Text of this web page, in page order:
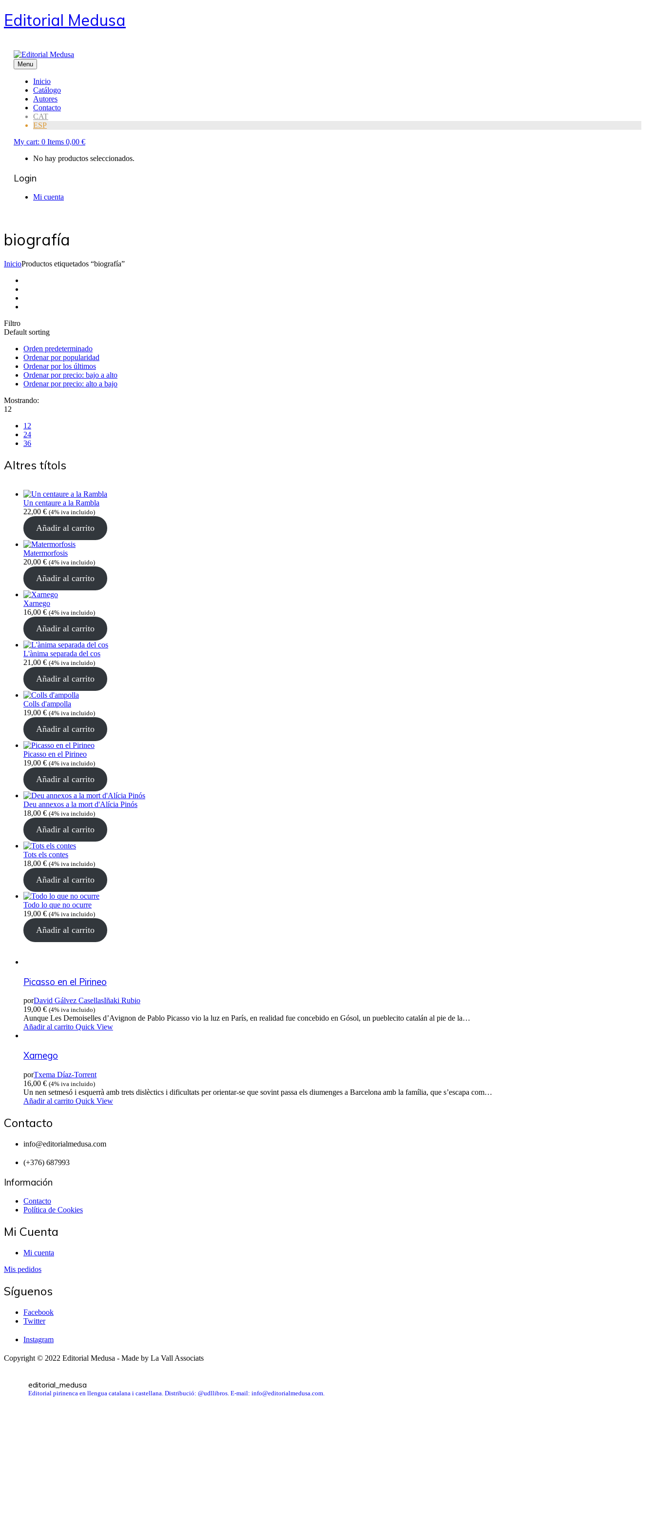
Editorial Medusa
Menu
Inicio
Catálogo
Autores
Contacto
CAT
ESP
My cart: 0 Items 0,00 €
No hay productos seleccionados.
Login
Mi cuenta
biografía
InicioProductos etiquetados “biografía”
Filtro
Default sorting
Orden predeterminado
Ordenar por popularidad
Ordenar por los últimos
Ordenar por precio: bajo a alto
Ordenar por precio: alto a bajo
Mostrando:
12
12
24
36
Altres títols
Un centaure a la Rambla
22,00 € (4% iva incluido)
Añadir al carrito
Matermorfosis
20,00 € (4% iva incluido)
Añadir al carrito
Xarnego
16,00 € (4% iva incluido)
Añadir al carrito
L'ànima separada del cos
21,00 € (4% iva incluido)
Añadir al carrito
Colls d'ampolla
19,00 € (4% iva incluido)
Añadir al carrito
Picasso en el Pirineo
19,00 € (4% iva incluido)
Añadir al carrito
Deu annexos a la mort d'Alícia Pinós
18,00 € (4% iva incluido)
Añadir al carrito
Tots els contes
18,00 € (4% iva incluido)
Añadir al carrito
Todo lo que no ocurre
19,00 € (4% iva incluido)
Añadir al carrito
Picasso en el Pirineo
porDavid Gálvez CasellasIñaki Rubio
19,00 € (4% iva incluido)
Aunque Les Demoiselles d’Avignon de Pablo Picasso vio la luz en París, en realidad fue concebido en Gósol, un pueblecito catalán al pie de la…
Añadir al carrito Quick View
Xarnego
porTxema Díaz-Torrent
16,00 € (4% iva incluido)
Un nen setmesó i esquerrà amb trets dislèctics i dificultats per orientar-se que sovint passa els diumenges a Barcelona amb la família, que s’escapa com…
Añadir al carrito Quick View
Contacto
info@editorialmedusa.com
(+376) 687993
Información
Contacto
Política de Cookies
Mi Cuenta
Mi cuenta
Mis pedidos
Síguenos
Facebook
Twitter
Instagram
Copyright © 2022 Editorial Medusa - Made by La Vall Associats
editorial_medusa
Editorial pirinenca en llengua catalana i castellana. Distribució: @udllibros. E-mail: info@editorialmedusa.com.